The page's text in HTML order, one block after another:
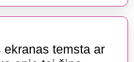
ekranas temsta ar